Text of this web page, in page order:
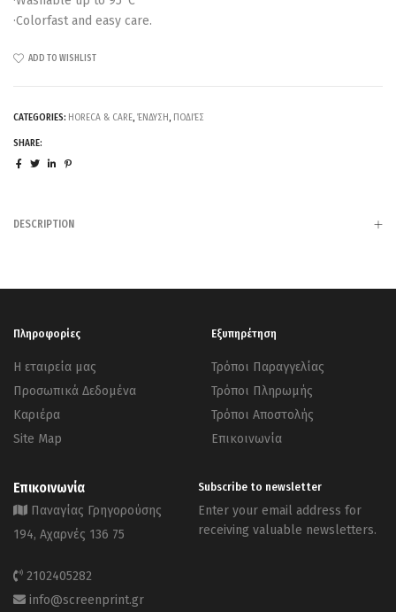
·Colorfast and easy care.
ADD TO WISHLIST
CATEGORIES: HORECA & CARE, ΈΝΔΥΣΗ, ΠΟΔΙΈΣ
SHARE:
DESCRIPTION
Πληροφορίες
Η εταιρεία μας
Προσωπικά Δεδομένα
Καριέρα
Site Map
Εξυπηρέτηση
Τρόποι Παραγγελίας
Τρόποι Πληρωμής
Τρόποι Αποστολής
Επικοινωνία
Επικοινωνία
Παναγίας Γρηγορούσης
194, Αχαρνές 136 75
2102405282
info@screenprint.gr
Subscribe to newsletter
Enter your email address for
receiving valuable newsletters.